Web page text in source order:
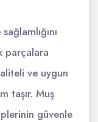
parçalara
ve uygun
taşır. Muş
güvenle